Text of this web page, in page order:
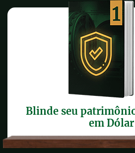
Blinde seu
em Dólar